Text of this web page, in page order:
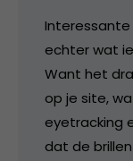
Interessante
echter wat
Want het
op je site,
eyetracking
dat de